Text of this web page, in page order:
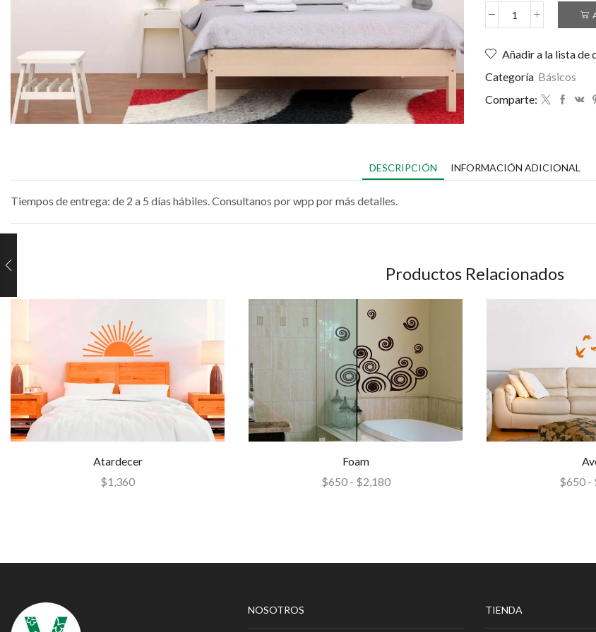
Añadir a la lista de
Categoría Básicos
Comparte:
DESCRIPCIÓN INFORMACIÓN ADICIONAL
Tiempos de entrega: de 2 a 5 días hábiles. Consultanos por wpp por más detalles.
Productos Relacionados
Atardecer
$1,360
Foam
$650 - $2,180
$650 -
NOSOTROS TIENDA